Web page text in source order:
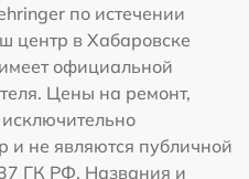
по истечении
центр в Хабаровске
официальной
Цены на ремонт,
и не являются публичной
ГК РФ. Названия и